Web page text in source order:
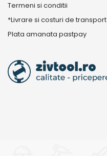
Termeni si conditii
*Livrare si costuri de transport
Plata amanata pastpay